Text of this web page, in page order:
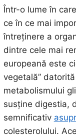
Într-o lume în
ce în ce mai
întreținere a
dintre cele mai
europeană este
vegetală”
metabolismului
susține digestia,
semnificativ
colesterolului.